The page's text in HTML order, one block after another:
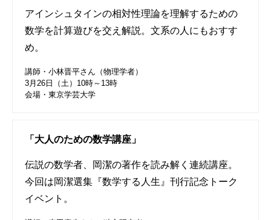
アインシュタインの相対性理論を理解するための
数学を計算遊びを交え解説。文系の人にもおすす
め。
講師・小林晋平さん（物理学者）
3月26日（土）10時～13時
会場・東京学芸大学
「大人のための数学講座」
伝説の数学者、岡潔の著作を読み解く連続講座。
今回は岡潔選集『数学する人生』刊行記念トーク
イベント。